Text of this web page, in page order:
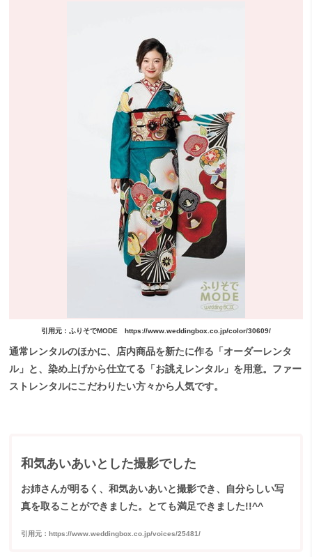
引用元：ふりそでMODE https://www.weddingbox.co.jp/color/30609/
通常レンタルのほかに、店内商品を新たに作る「オーダーレンタ
ル」と、染め上げから仕立てる「お誂えレンタル」を用意。ファー
ストレンタルにこだわりたい方々から人気です。
和気あいあいとした撮影でした
お姉さんが明るく、和気あいあいと撮影でき、自分らしい写
真を取ることができました。とても満足できました!!^^
引用元：https://www.weddingbox.co.jp/voices/25481/